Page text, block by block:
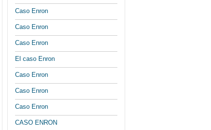
Caso Enron
Caso Enron
Caso Enron
El caso Enron
Caso Enron
Caso Enron
Caso Enron
CASO ENRON